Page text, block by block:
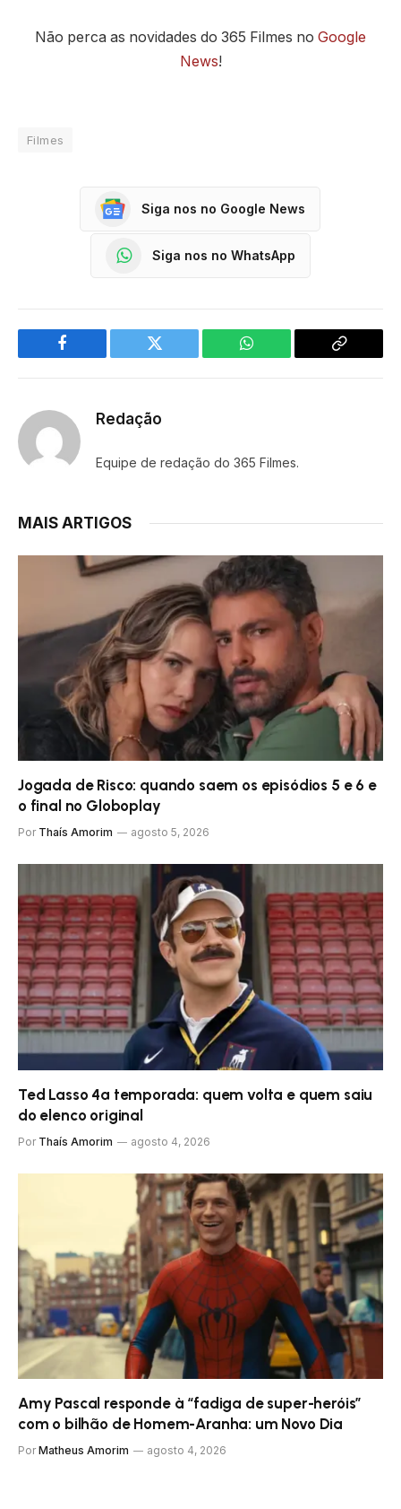
Não perca as novidades do 365 Filmes no Google
News!
Filmes
Siga nos no Google News
Siga nos no WhatsApp
Facebook Twitter WhatsApp
Copy
Redação
Equipe de redação do 365 Filmes.
MAIS ARTIGOS
Jogada de Risco: quando saem os episódios 5 e 6 e
o final no Globoplay
Por Thaís Amorim agosto 5, 2026
Ted Lasso 4ª temporada: quem volta e quem saiu
do elenco original
Por Thaís Amorim agosto 4, 2026
Amy Pascal responde à “fadiga de super-heróis”
com o bilhão de Homem-Aranha: um Novo Dia
Por Matheus Amorim agosto 4, 2026